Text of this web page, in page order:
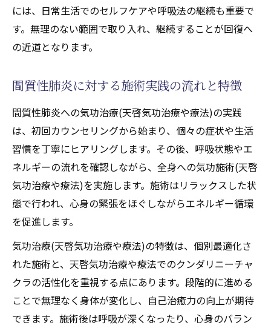
には、日常生活でのセルフケアや呼吸法の継続も重要で
す。無理のない範囲で取り入れ、継続することが回復へ
の近道となります。
間質性肺炎に対する施術実践の流れと特徴
間質性肺炎への気功治療(天啓気功治療や療法)の実践
は、初回カウンセリングから始まり、個々の症状や生活
習慣を丁寧にヒアリングします。その後、呼吸状態やエ
ネルギーの流れを確認しながら、全身への気功施術(天啓
気功治療や療法)を実施します。施術はリラックスした状
態で行われ、心身の緊張をほぐしながらエネルギー循環
を促進します。
気功治療(天啓気功治療や療法)の特徴は、個別最適化さ
れた施術と、天啓気功治療や療法でのクンダリニーチャ
クラの活性化を重視する点にあります。段階的に進める
ことで無理なく身体が変化し、自己治癒力の向上が期待
できます。施術後は呼吸が深くなったり、心身のバラン